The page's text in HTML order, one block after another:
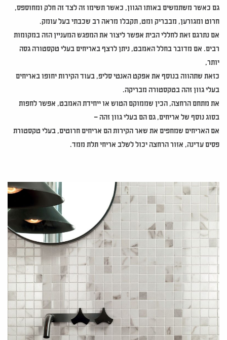
גם כאשר משתמשים באותו הגוון, כאשר תשימו זה לצד זה חלק ומחוספס,
חרוט ומגורען, מבבריק ומט, תקבלו מראה רב שכבתי בעל עומק.
אם נתרגם זאת לחללי הבית אפשר ליצור את המפגש המעניין הזה במקומות
רבים. אם מדובר בחלל האמבט, ניתן לרצף באריחים בעלי טקסטורה גסה
יותר,
כזאת שתהווה בנוסף את אפקט האנטי סליפ, בעוד הקירות יחופו באריחים
בעלי גוון זהה בטקסטורה מבריקה.
את מתחם הרחצה, הכין שממוקם הטוש או ייחידת האמבט, אפשר לחפות
בסוג נוסף של אריחים, גם הם בעלי גוון זהה –
אם האריחים שמחפים את שאר הקירות הם אריחים חרוטים, בעלי טקסטורת
פסים עדינה, אזור הרחצה יכול לשלב אריחי תלת ממד.